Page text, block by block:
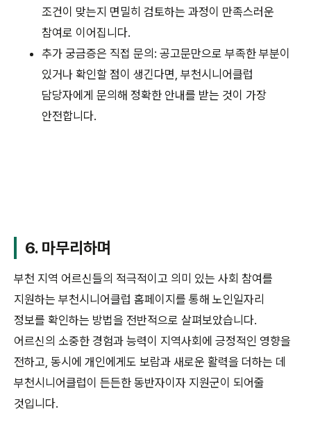
조건이 맞는지 면밀히 검토하는 과정이 만족스러운
참여로 이어집니다.
추가 궁금증은 직접 문의: 공고문만으로 부족한 부분이
있거나 확인할 점이 생긴다면, 부천시니어클럽
담당자에게 문의해 정확한 안내를 받는 것이 가장
안전합니다.
6. 마무리하며
부천 지역 어르신들의 적극적이고 의미 있는 사회 참여를
지원하는 부천시니어클럽 홈페이지를 통해 노인일자리
정보를 확인하는 방법을 전반적으로 살펴보았습니다.
어르신의 소중한 경험과 능력이 지역사회에 긍정적인 영향을
전하고, 동시에 개인에게도 보람과 새로운 활력을 더하는 데
부천시니어클럽이 든든한 동반자이자 지원군이 되어줄
것입니다.